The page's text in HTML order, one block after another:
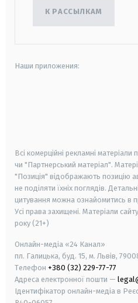
К РАССЫЛКАМ
Наши приложения:
Всі комерційні рекламні
чи "Партнерський матеріал".
"Позиція" відображають позицію
не поділяти їхніх поглядів.
цитування можна ознайомитись в
Усі права захищені. Матеріали
року (21+)
Онлайн-медіа «24 Канал»
пл. Галицька, буд. 15, м. Львів,
Телефон +380 (32) 229-77-77
Адреса електронної пошти —
Ідентифікатор онлайн-медіа в